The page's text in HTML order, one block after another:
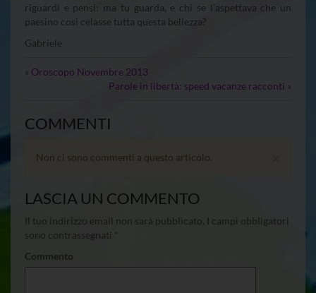
riguardi e pensi: ma tu guarda, e chi se l’aspettava che un
paesino così celasse tutta questa bellezza?
Gabriele
« Oroscopo Novembre 2013
Parole in libertà: speed vacanze racconti »
COMMENTI
Non ci sono commenti a questo articolo.
LASCIA UN COMMENTO
Il tuo indirizzo email non sarà pubblicato.
I campi obbligatori
sono contrassegnati
Commento